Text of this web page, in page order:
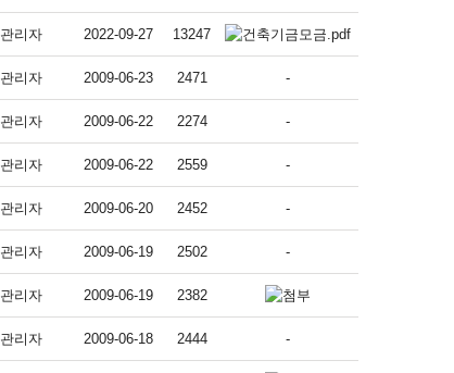
관리자 2022-09-27 13247
관리자 2009-06-23 2471 -
관리자 2009-06-22 2274 -
관리자 2009-06-22 2559 -
관리자 2009-06-20 2452 -
관리자 2009-06-19 2502 -
관리자 2009-06-19 2382
관리자 2009-06-18 2444 -